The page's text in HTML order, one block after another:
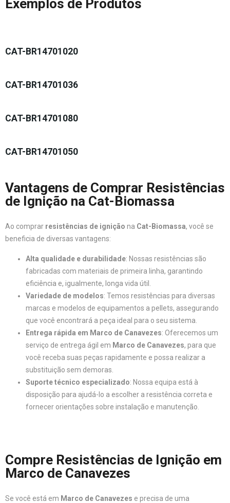
Exemplos de Produtos
CAT-BR14701020
CAT-BR14701036
CAT-BR14701080
CAT-BR14701050
Vantagens de Comprar Resistências
de Ignição na Cat-Biomassa
Ao comprar resistências de ignição na Cat-Biomassa, você se
beneficia de diversas vantagens:
Alta qualidade e durabilidade: Nossas resistências são
fabricadas com materiais de primeira linha, garantindo
eficiência e, igualmente, longa vida útil.
Variedade de modelos: Temos resistências para diversas
marcas e modelos de equipamentos a pellets, assegurando
que você encontrará a peça ideal para o seu sistema.
Entrega rápida em Marco de Canavezes: Oferecemos um
serviço de entrega ágil em Marco de Canavezes, para que
você receba suas peças rapidamente e possa realizar a
substituição sem demoras.
Suporte técnico especializado: Nossa equipa está à
disposição para ajudá-lo a escolher a resistência correta e
fornecer orientações sobre instalação e manutenção.
Compre Resistências de Ignição em
Marco de Canavezes
Se você está em Marco de Canavezes e precisa de uma